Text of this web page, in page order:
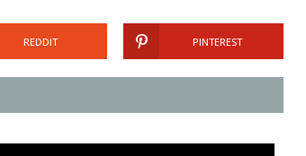
REDDIT PINTEREST